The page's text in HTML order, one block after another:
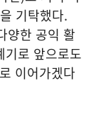
기탁했다.
양한 공익 활
기로 앞으로도
이어가겠다